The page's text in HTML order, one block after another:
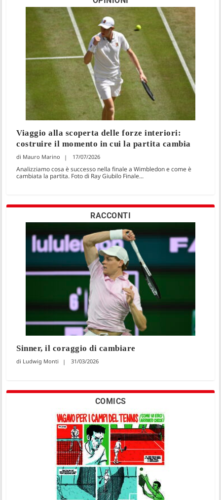
Viaggio alla scoperta delle forze interiori:
costruire il momento in cui la partita cambia
Mauro Marino 17/07/2026
Analizziamo cosa è successo nella finale a Wimbledon e come è
cambiata la partita. Foto di Ray Giubilo Finale...
RACCONTI
Sinner, il coraggio di cambiare
Ludwig Monti 31/03/2026
COMICS